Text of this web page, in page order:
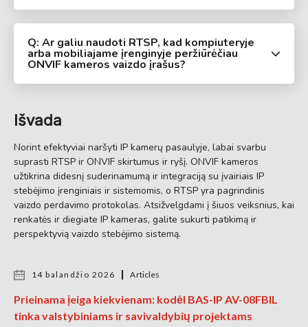
Q: Ar galiu naudoti RTSP, kad kompiuteryje
arba mobiliajame įrenginyje peržiūrėčiau
ONVIF kameros vaizdo įrašus?
Išvada
Norint efektyviai naršyti IP kamerų pasaulyje, labai svarbu
suprasti RTSP ir ONVIF skirtumus ir ryšį. ONVIF kameros
užtikrina didesnį suderinamumą ir integraciją su įvairiais IP
stebėjimo įrenginiais ir sistemomis, o RTSP yra pagrindinis
vaizdo perdavimo protokolas. Atsižvelgdami į šiuos veiksnius, kai
renkatės ir diegiate IP kameras, galite sukurti patikimą ir
perspektyvią vaizdo stebėjimo sistemą.
14 balandžio 2026 Articles
Prieinama įeiga kiekvienam: kodėl BAS-IP AV-08FBIL
tinka valstybiniams ir savivaldybių projektams